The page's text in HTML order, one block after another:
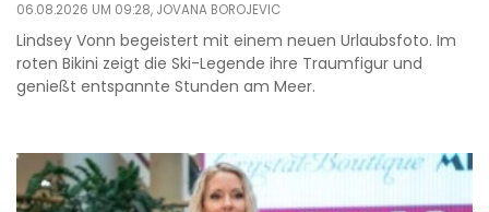
06.08.2026 UM 09:28, JOVANA BOROJEVIC
Lindsey Vonn begeistert mit einem neuen Urlaubsfoto. Im
roten Bikini zeigt die Ski-Legende ihre Traumfigur und
genießt entspannte Stunden am Meer.